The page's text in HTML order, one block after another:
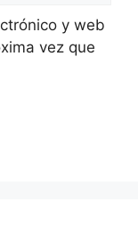
y web
vez que